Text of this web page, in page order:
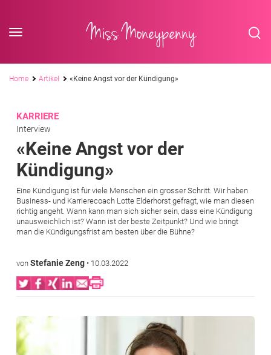
Miss Moneypenny
Pfadnavigation
Home Artikel «Keine Angst vor der Kündigung»
KARRIERE
Interview
«Keine Angst vor der
Kündigung»
Eine Kündigung ist für viele Menschen ein grosser Schritt. Wir haben
Business- und Karrierecoach Lotte Elderhorst gefragt, wie man diesen
richtig angeht. Wann kann man sich sicher sein, dass eine Kündigung
unausweichlich ist? Wann ist der beste Zeitpunkt? Und wie bringt
man die Kündigungsfrist am besten über die Bühne?
von Stefanie Zeng • 10.03.2022
Bild